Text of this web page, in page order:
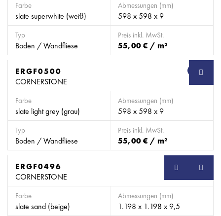
Farbe
slate superwhite (weiß)
Abmessungen (mm)
598 x 598 x 9
Typ
Boden / Wandfliese
Preis inkl. MwSt.
55,00 € / m²
SB
ERGF0500
CORNERSTONE
Farbe
slate light grey (grau)
Abmessungen (mm)
598 x 598 x 9
Typ
Boden / Wandfliese
Preis inkl. MwSt.
55,00 € / m²
SB
ERGF0496
CORNERSTONE
Farbe
slate sand (beige)
Abmessungen (mm)
1.198 x 1.198 x 9,5